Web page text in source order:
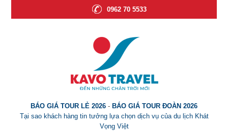
0962 70 5533
BÁO GIÁ TOUR LẺ 2026 - BÁO GIÁ TOUR ĐOÀN 2026
Tại sao khách hàng tin tưởng lựa chọn dịch vụ của du lịch Khát
Vọng Việt